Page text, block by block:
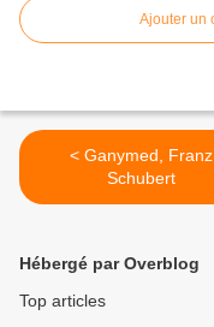
Ajouter un
< Ganymed, Franz
Schubert
Hébergé par Overblog
Top articles